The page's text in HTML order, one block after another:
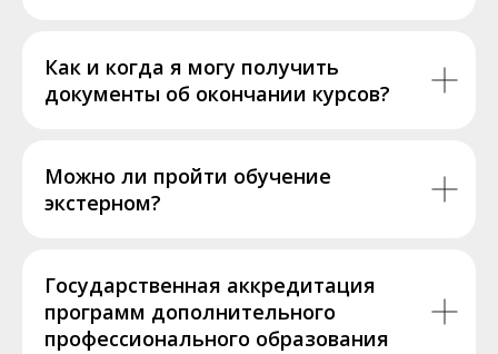
Как и когда я могу получить
документы об окончании курсов?
Можно ли пройти обучение
экстерном?
Государственная аккредитация
программ дополнительного
профессионального образования